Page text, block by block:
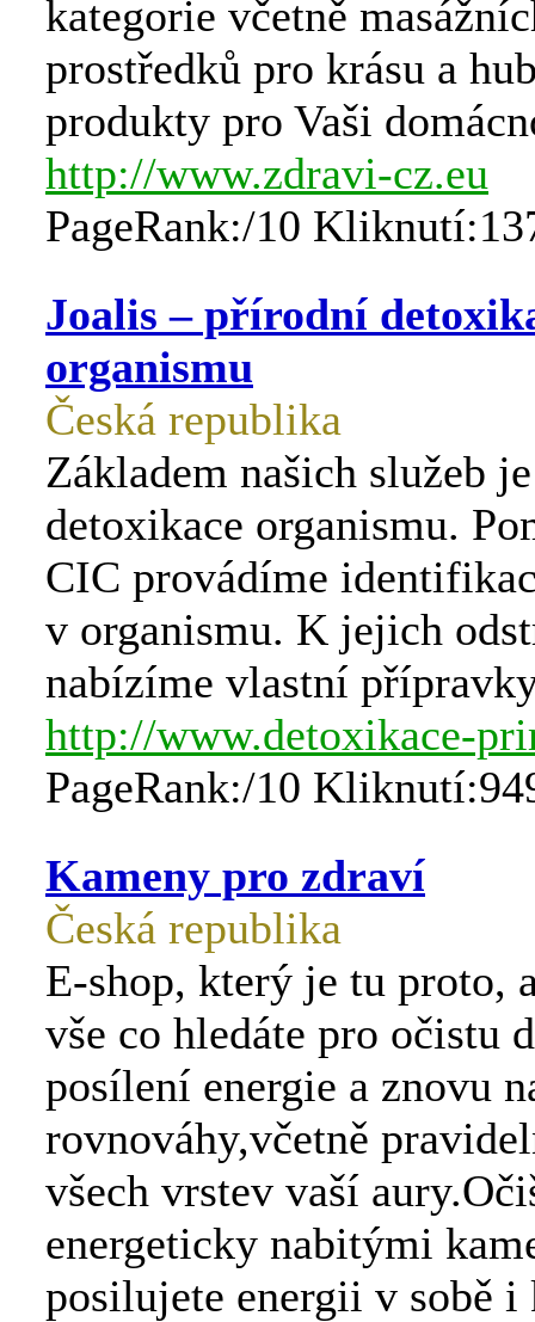
kategorie včetně
prostředků pro krásu a
produkty pro Vaši
http://www.zdravi-cz.eu
PageRank:/10
Joalis – přírodní
organismu
Česká republika
Základem našich služeb
detoxikace organismu.
CIC provádíme
v organismu. K jejich
nabízíme vlastní
http://www.detoxikace-
PageRank:/10
Kameny pro zdraví
Česká republika
E-shop, který je tu proto,
vše co hledáte pro očistu
posílení energie a znovu
rovnováhy,včetně
všech vrstev vaší
energeticky nabitými
posilujete energii v sobě i